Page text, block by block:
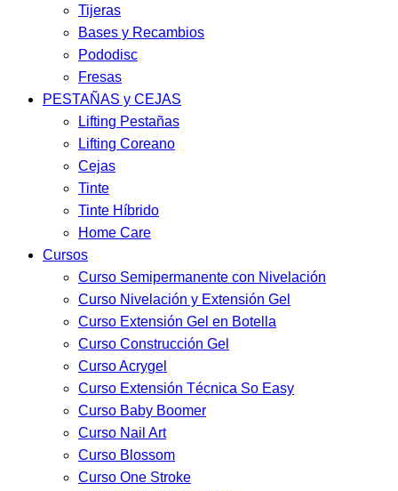
Tijeras
Bases y Recambios
Pododisc
Fresas
PESTAÑAS y CEJAS
Lifting Pestañas
Lifting Coreano
Cejas
Tinte
Tinte Híbrido
Home Care
Cursos
Curso Semipermanente con Nivelación
Curso Nivelación y Extensión Gel
Curso Extensión Gel en Botella
Curso Construcción Gel
Curso Acrygel
Curso Extensión Técnica So Easy
Curso Baby Boomer
Curso Nail Art
Curso Blossom
Curso One Stroke